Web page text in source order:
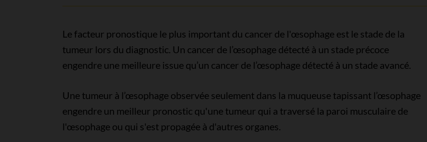
Le facteur pronostique le plus important du cancer de l'œsophage est le stade de la
tumeur lors du diagnostic. Un cancer de l’œsophage détecté à un stade précoce
engendre une meilleure issue qu’un cancer de l’œsophage détecté à un stade avancé.
Une tumeur à l’œsophage observée seulement dans la muqueuse tapissant l’œsophage
engendre un meilleur pronostic qu'une tumeur qui a traversé la paroi musculaire de
l'œsophage ou qui s'est propagée à d'autres organes.